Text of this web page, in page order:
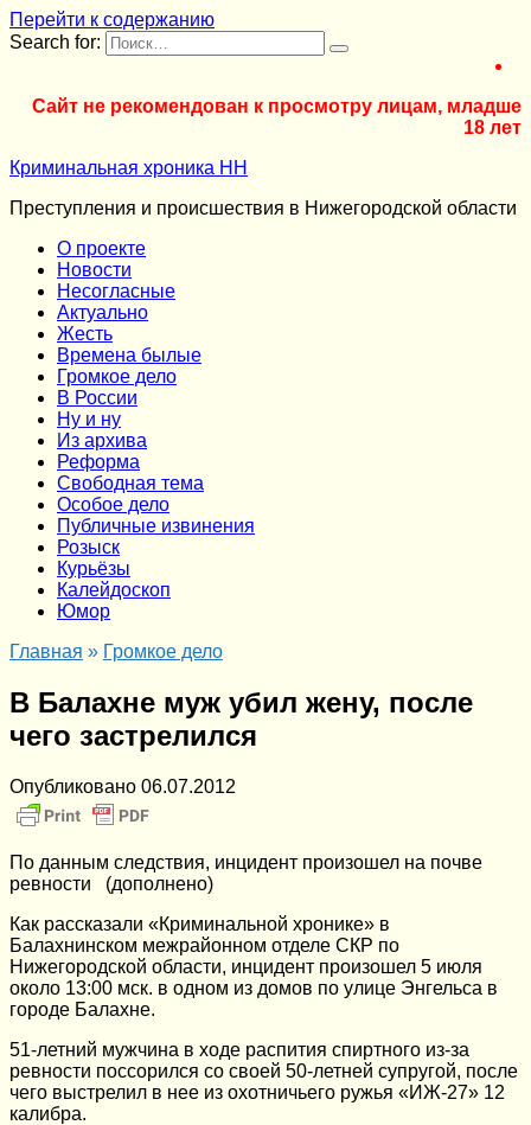
Перейти к содержанию
Search for:
Сайт не рекомендован к просмотру лицам, младше
18 лет
Криминальная хроника НН
Преступления и происшествия в Нижегородской области
О проекте
Новости
Несогласные
Актуально
Жесть
Времена былые
Громкое дело
В России
Ну и ну
Из архива
Реформа
Cвободная тема
Особое дело
Публичные извинения
Розыск
Курьёзы
Калейдоскоп
Юмор
Главная » Громкое дело
В Балахне муж убил жену, после
чего застрелился
Опубликовано 06.07.2012
По данным следствия, инцидент произошел на почве
ревности (дополнено)
Как рассказали «Криминальной хронике» в
Балахнинском межрайонном отделе СКР по
Нижегородской области, инцидент произошел 5 июля
около 13:00 мск. в одном из домов по улице Энгельса в
городе Балахне.
51-летний мужчина в ходе распития спиртного из-за
ревности поссорился со своей 50-летней супругой, после
чего выстрелил в нее из охотничьего ружья «ИЖ-27» 12
калибра.